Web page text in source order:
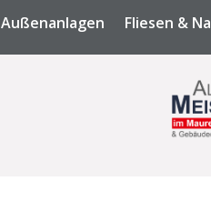
Außenanlagen Fliesen &